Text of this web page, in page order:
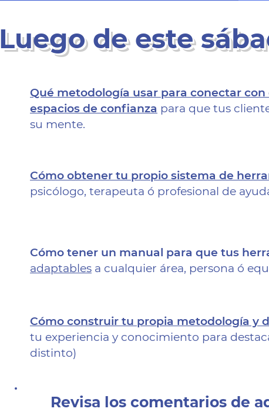
Luego de este
Qué metodología usar para conectar
espacios de confianza para que tus
su mente.
Cómo obtener tu propio sistema de
psicólogo, terapeuta ó profesional de
Cómo tener un manual para que tus
adaptables a cualquier área, persona ó
Cómo construir tu propia metodología y
tu experiencia y conocimiento para
distinto)
Revisa los comentarios de